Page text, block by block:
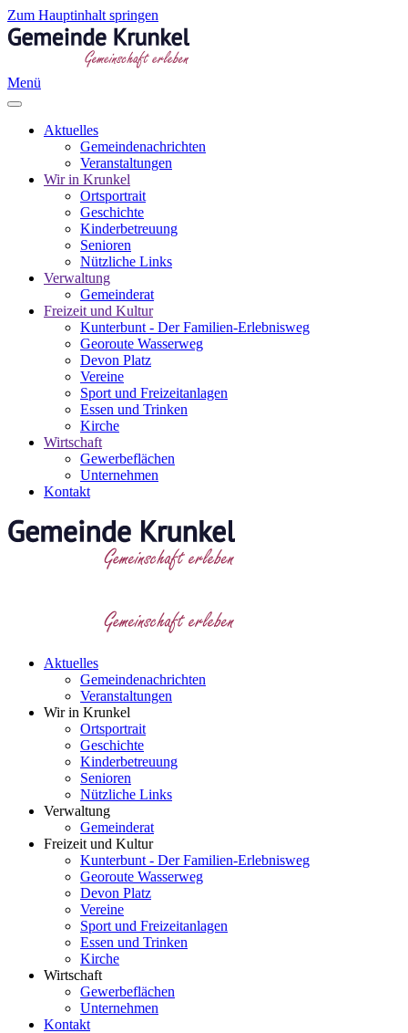
Zum Hauptinhalt springen
Menü
Aktuelles
Gemeindenachrichten
Veranstaltungen
Wir in Krunkel
Ortsportrait
Geschichte
Kinderbetreuung
Senioren
Nützliche Links
Verwaltung
Gemeinderat
Freizeit und Kultur
Kunterbunt - Der Familien-Erlebnisweg
Georoute Wasserweg
Devon Platz
Vereine
Sport und Freizeitanlagen
Essen und Trinken
Kirche
Wirtschaft
Gewerbeflächen
Unternehmen
Kontakt
Aktuelles
Gemeindenachrichten
Veranstaltungen
Wir in Krunkel
Ortsportrait
Geschichte
Kinderbetreuung
Senioren
Nützliche Links
Verwaltung
Gemeinderat
Freizeit und Kultur
Kunterbunt - Der Familien-Erlebnisweg
Georoute Wasserweg
Devon Platz
Vereine
Sport und Freizeitanlagen
Essen und Trinken
Kirche
Wirtschaft
Gewerbeflächen
Unternehmen
Kontakt